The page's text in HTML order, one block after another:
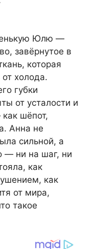
Юлю —
завёрнутое в
которая
холода.
губки
от усталости и
шёпот,
Анна не
сильной, а
— ни на шаг, ни
как
как
от мира,
такое